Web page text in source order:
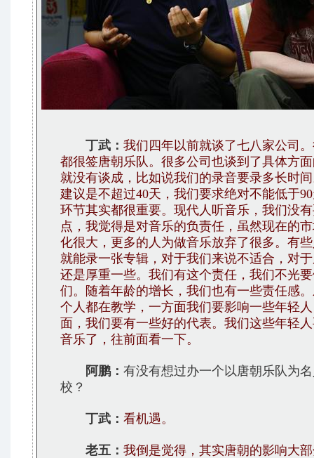
丁武： 我们四年以前就谈了七八家公司
都很签唐朝乐队。很多公司也谈到了具体方
就没有谈成，比如说我们的录音要录多长时
建议是不超过40天，我们要求绝对不能低于
环节其实都很重要。现代人听音乐，我们没
点，我觉得是对音乐的负责任，虽然现在的
化很大，更多的人为做音乐放弃了很多。有
就能录一张专辑，对于我们来说不适合，对
还是厚重一些。我们有这个责任，我们不光
们。随着年龄的增长，我们也有一些责任感
个人都在教学，一方面我们要影响一些年轻
面，我们要有一些好的代表。我们这些年轻
音乐了，往前面看一下。
阿鹏： 有没有想过办一个以唐朝乐队为
校？
丁武： 看机遇。
老五： 我倒是觉得，其实唐朝的影响大